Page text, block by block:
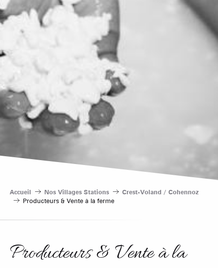
Accueil Nos Villages Stations
Crest-Voland / Cohennoz
Producteurs & Vente à la ferme
Producteurs & Vente à la